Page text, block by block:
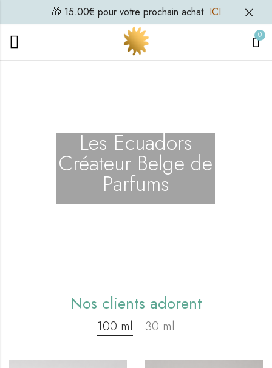
🎁 15.00€ pour votre prochain achat ICI
0
Les Ecuadors
Créateur Belge de
Parfums
Nos clients adorent
100 ml 30 ml